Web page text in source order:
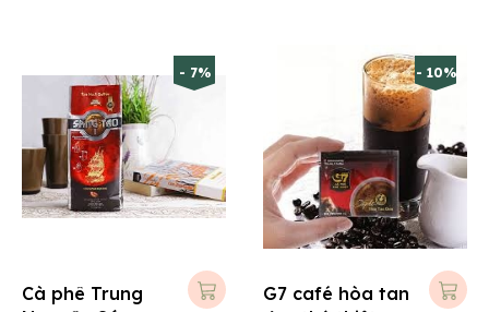
- 7%
Cà phê Trung
- 10%
G7 café hòa tan